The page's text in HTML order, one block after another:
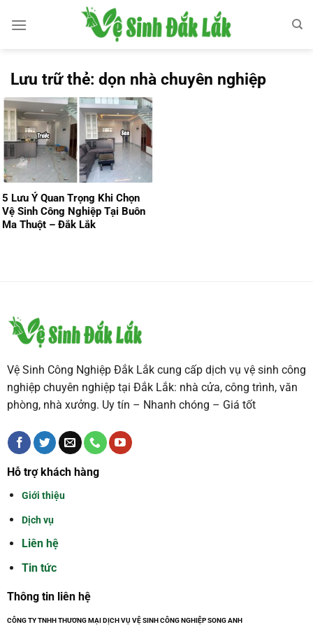
qua
Lưu trữ thẻ: dọn nhà chuyên nghiệp
5 Lưu Ý Quan Trọng Khi Chọn
Vệ Sinh Công Nghiệp Tại Buôn
Ma Thuột – Đắk Lắk
Vệ Sinh Công Nghiệp Đắk Lắk cung cấp dịch vụ vệ sinh công
nghiệp chuyên nghiệp tại Đắk Lắk: nhà cửa, công trình, văn
phòng, nhà xưởng. Uy tín – Nhanh chóng – Giá tốt
Hỗ trợ khách hàng
Giới thiệu
Dịch vụ
Liên hệ
Tin tức
Thông tin liên hệ
CÔNG TY TNHH THƯƠNG MẠI DỊCH VỤ VỆ SINH CÔNG NGHIỆP SONG ANH